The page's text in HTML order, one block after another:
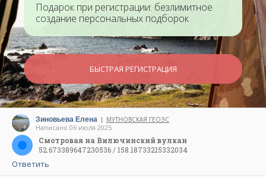
Подарок при регистрации: безлимитное
создание персональных подборок
БЫСТРАЯ РЕГИСТРАЦИЯ
Зиновьева Елена | МУТНОВСКАЯ ГЕОЭС
Написано 06 июля 2025
Смотровая на Вилючинский вулкан
52.673389647230536 / 158.18733215332034
Ответить